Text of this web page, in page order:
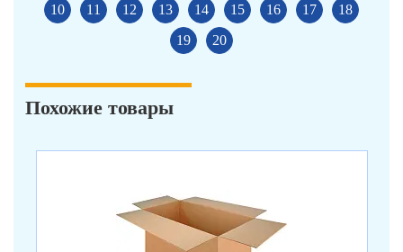
10
11 12 13 14 15 16 17
18
19
20
Похожие товары